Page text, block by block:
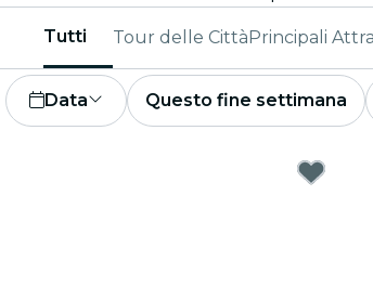
Tutti Tour delle CittàPrincipali
Data Questo fine settimana